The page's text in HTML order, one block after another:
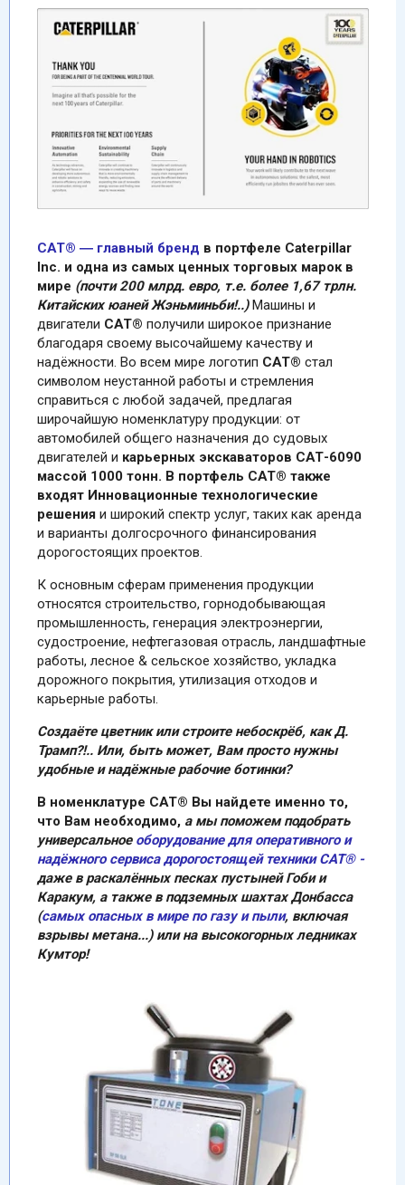
CAT® ― главный бренд в портфеле Caterpillar
Inc. и одна из самых ценных торговых марок в
мире (почти 200 млрд. евро, т.е. более 1,67 трлн.
Китайских юаней Жэньминьби!..) Машины и
двигатели CAT® получили широкое признание
благодаря своему высочайшему качеству и
надёжности. Во всем мире логотип CAT® стал
символом неустанной работы и стремления
справиться с любой задачей, предлагая
широчайшую номенклатуру продукции: от
автомобилей общего назначения до судовых
двигателей и карьерных экскаваторов CАТ-6090
массой 1000 тонн. В портфель CAT® также
входят Инновационные технологические
решения и широкий спектр услуг, таких как аренда
и варианты долгосрочного финансирования
дорогостоящих проектов.
К основным сферам применения продукции
относятся строительство, горнодобывающая
промышленность, генерация электроэнергии,
судостроение, нефтегазовая отрасль, ландшафтные
работы, лесное & сельское хозяйство, укладка
дорожного покрытия, утилизация отходов и
карьерные работы.
Создаёте цветник или строите небоскрёб, как Д.
Трамп?!.. Или, быть может, Вам просто нужны
удобные и надёжные рабочие ботинки?
В номенклатуре CAT® Вы найдете именно то,
что Вам необходимо, a мы поможем подобрать
универсальное оборудование для оперативного и
надёжного сервиса дорогостоящей техники CАТ® -
даже в раскалённых песках пустыней Гоби и
Каракум, a также в подземных шахтах Донбасса
(самых опасных в мире по газу и пыли, включая
взрывы метана...) или на высокогорных ледниках
Кумтор!